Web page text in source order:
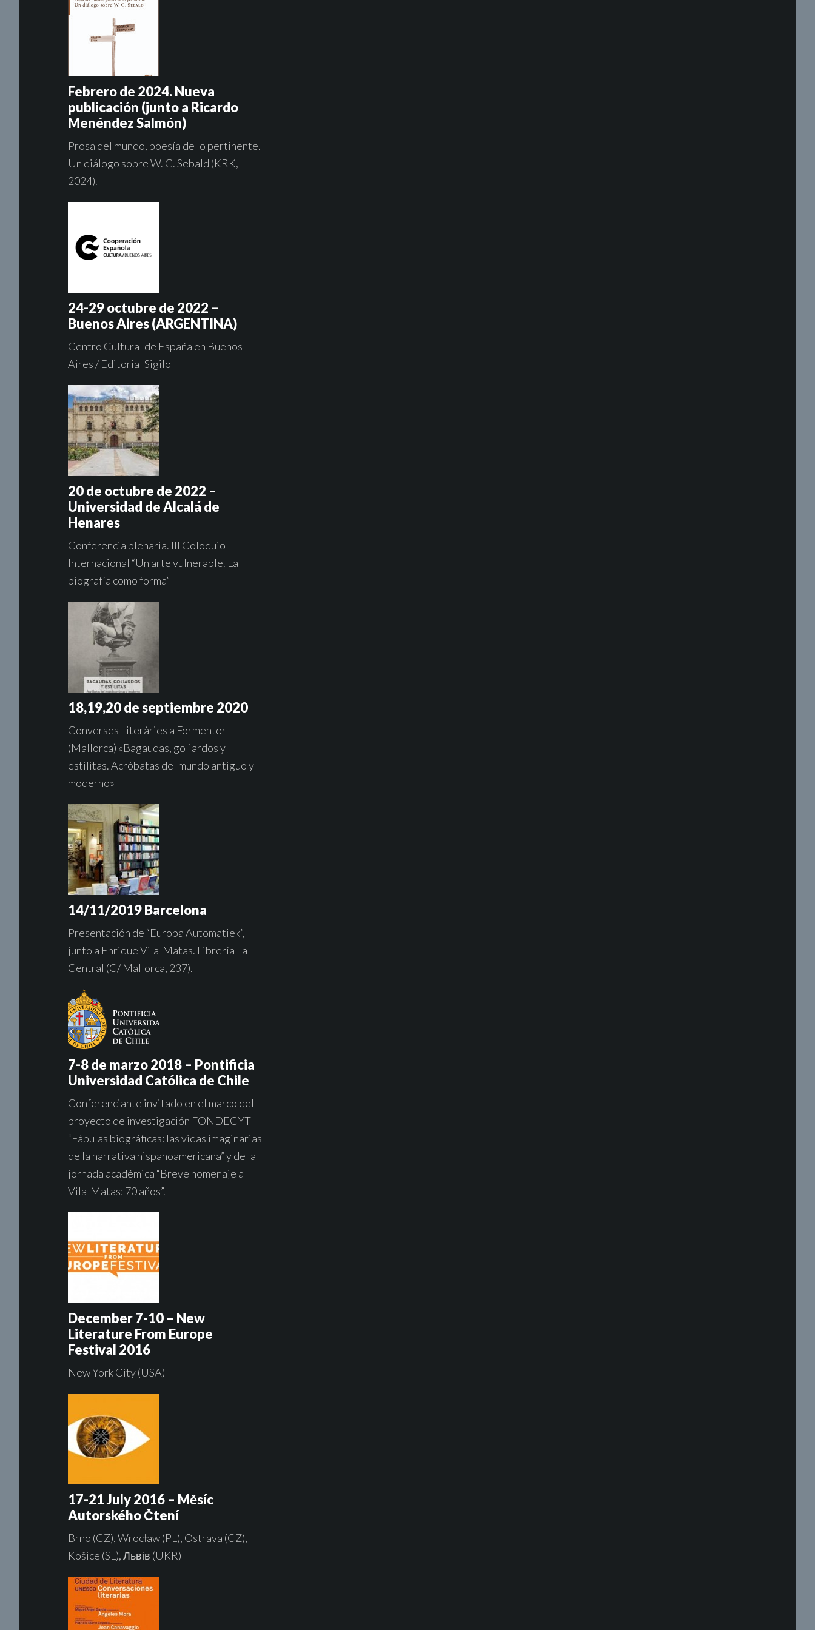
Febrero de 2024. Nueva
publicación (junto a Ricardo
Menéndez Salmón)
Prosa del mundo, poesía de lo pertinente.
Un diálogo sobre W. G. Sebald (KRK,
2024).
24-29 octubre de 2022 –
Buenos Aires (ARGENTINA)
Centro Cultural de España en Buenos
Aires / Editorial Sigilo
20 de octubre de 2022 –
Universidad de Alcalá de
Henares
Conferencia plenaria. III Coloquio
Internacional “Un arte vulnerable. La
biografía como forma”
18,19,20 de septiembre 2020
Converses Literàries a Formentor
(Mallorca) «Bagaudas, goliardos y
estilitas. Acróbatas del mundo antiguo y
moderno»
14/11/2019 Barcelona
Presentación de “Europa Automatiek”,
junto a Enrique Vila-Matas. Librería La
Central (C/ Mallorca, 237).
7-8 de marzo 2018 – Pontificia
Universidad Católica de Chile
Conferenciante invitado en el marco del
proyecto de investigación FONDECYT
“Fábulas biográficas: las vidas imaginarias
de la narrativa hispanoamericana” y de la
jornada académica “Breve homenaje a
Vila-Matas: 70 años”.
December 7-10 – New
Literature From Europe
Festival 2016
New York City (USA)
17-21 July 2016 – Měsíc
Autorského Čtení
Brno (CZ), Wrocław (PL), Ostrava (CZ),
Košice (SL), Львів (UKR)